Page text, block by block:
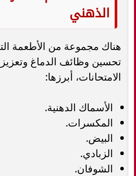
الذهني
هناك مجموعة من الأطعمة
تحسين وظائف الدماغ وتعزيز
الامتحانات، أبرزها:
الأسماك الدهنية.
المكسرات.
البيض.
الزبادي.
الشوفان.